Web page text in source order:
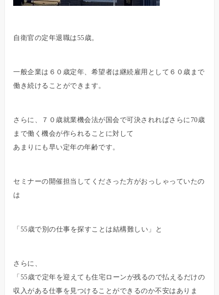
自衛官の定年退職は55歳。
一般企業は６０歳定年、希望者は継続雇用として６０歳まで
働き続けることができます。
さらに、７０歳就業機会法が国会で可決されればさらに70歳
まで働く機会が作られることに対して
あまりにも早い定年の年齢です。
セミナーの開催担当してくださった方がおっしゃっていたの
は
「55歳で別の仕事を探すことは結構難しい」と
さらに、
「55歳で定年を迎えても住宅ローンが残るので払えるだけの
収入がある仕事を見つけることができるのか不安はありま